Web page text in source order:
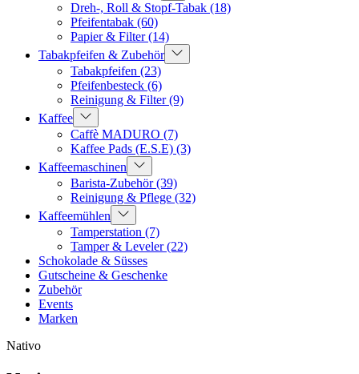
Dreh-, Roll & Stopf-Tabak (18)
Pfeifentabak (60)
Papier & Filter(14)
Tabakpfeifen & Zubehör
Tabakpfeifen (23)
Pfeifenbesteck (6)
Reinigung & Filter(9)
Kaffee
Caffè MADURO (7)
Kaffee Pads (E.S.E) (3)
Kaffeemaschinen
Barista-Zubehör(39)
Reinigung & Pflege (32)
Kaffeemühlen
Tamperstation (7)
Tamper & Leveler(22)
Schokolade & Süsses
Gutscheine & Geschenke
Zubehör
Events
Marken
Nativo